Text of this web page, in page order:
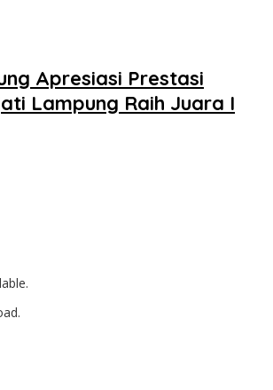
Apresiasi Prestasi
Lampung Raih Juara I